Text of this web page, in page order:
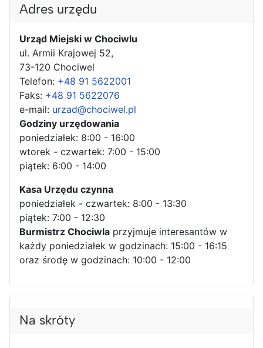
Adres urzędu
Urząd Miejski w Chociwlu
ul. Armii Krajowej 52,
73-120 Chociwel
Telefon: +48 91 5622001
Faks: +48 91 5622076
e-mail: urzad@chociwel.pl
Godziny urzędowania
poniedziałek: 8:00 - 16:00
wtorek - czwartek: 7:00 - 15:00
piątek: 6:00 - 14:00
Kasa Urzędu czynna
poniedziałek - czwartek: 8:00 - 13:30
piątek: 7:00 - 12:30
Burmistrz Chociwla przyjmuje interesantów w
każdy poniedziałek w godzinach: 15:00 - 16:15
oraz środę w godzinach: 10:00 - 12:00
Na skróty